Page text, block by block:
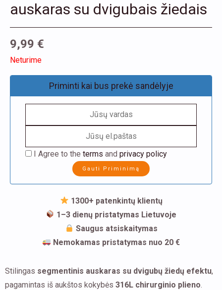
auskaras su dvigubais žiedais
9,99 €
Neturime
Priminti kai bus prekė sandėlyje
I Agree to the terms and privacy policy
1300+ patenkintų klientų
1–3 dienų pristatymas Lietuvoje
Saugus atsiskaitymas
Nemokamas pristatymas nuo 20 €
Stilingas segmentinis auskaras su dvigubų žiedų efektu,
pagamintas iš aukštos kokybės 316L chirurginio plieno.